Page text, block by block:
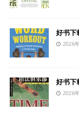
好书
2026
好书下
2026